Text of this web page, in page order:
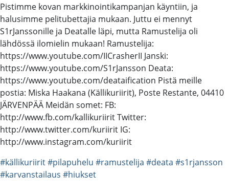
Pistimme kovan markkinointikampanjan käyntiin, ja
halusimme pelitubettajia mukaan. Juttu ei mennyt
S1rJanssonille ja Deatalle läpi, mutta Ramustelija oli
lähdössä ilomielin mukaan! Ramustelija:
https://www.youtube.com/IICrasherII Janski:
https://www.youtube.com/S1rJansson Deata:
https://www.youtube.com/deataification Pistä meille
postia: Miska Haakana (Källikuriirit), Poste Restante, 04410
JÄRVENPÄÄ Meidän somet: FB:
http://www.fb.com/kallikuriirit Twitter:
http://www.twitter.com/kuriirit IG:
http://www.instagram.com/kuriirit
#källikuriirit#pilapuhelu #ramustelija #deata #s1rjansson
#karvanstailaus #hiukset